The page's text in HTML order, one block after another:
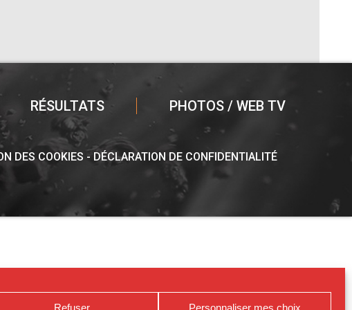
Refuser Personnaliser mes choix
RÉSULTATS PHOTOS / WEB TV
DES COOKIES
DÉCLARATION DE CONFIDENTIALITÉ